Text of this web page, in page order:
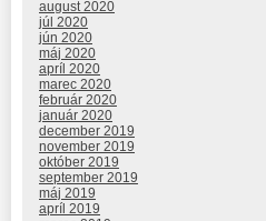
august 2020
júl 2020
jún 2020
máj 2020
apríl 2020
marec 2020
február 2020
január 2020
december 2019
november 2019
október 2019
september 2019
máj 2019
apríl 2019